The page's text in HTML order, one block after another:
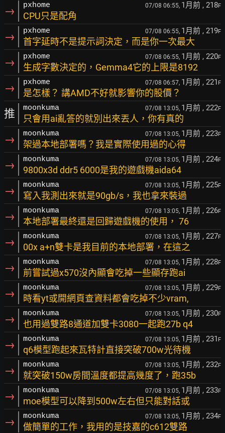
→ pxhome 07/08 06:55, 1月前 , 218F
CPU只是配角
→ pxhome 07/08 06:55, 1月前 , 219F
首字延時不是提示詞決定，而是你一次最大
→ pxhome 07/08 06:55, 1月前 , 220F
生成字數決定的，Gemma4它的上限是8192
→ pxhome 07/08 06:57, 1月前 , 221 F
是怎樣？ 講AMD不好就影響你的股價？
推 moonkuma 07/08 13:05, 1月前 , 222F
只會用ai亂答的就別出來丟人，你有真的
→ moonkuma 07/08 13:05, 1月前 , 223F
架過本地部署嗎？我是實際使用過的心得
→ moonkuma 07/08 13:05, 1月前 , 224F
9800x3d ddr5 6000是我的遊戲機aida64
→ moonkuma 07/08 13:05, 1月前 , 225F
寫入我測出來就是90gb/s，我也拿來裝過
→ moonkuma 07/08 13:05, 1月前 , 226F
本地部署最終還是回歸遊戲機的使用， 76
→ moonkuma 07/08 13:05, 1月前 , 227F
00x a+n雙卡是我目前的本地部署，在這之
→ moonkuma 07/08 13:05, 1月前 , 228F
前嘗試過x570沒內顯會吃掉一些顯存跑ai
→ moonkuma 07/08 13:05, 1月前 , 229F
時看yt或開網頁查資料都會吃掉不少vram,
→ moonkuma 07/08 13:05, 1月前 , 230F
也用過雙路8通道加雙卡3080一起跑27b q4
→ moonkuma 07/08 13:05, 1月前 , 231 F
q6模型跑起來瓦特計直接突破700w光待機
→ moonkuma 07/08 13:05, 1月前 , 232F
就突破150w房間溫度都提高幾度了，跑35b
→ moonkuma 07/08 13:05, 1月前 , 233F
moe模型可以降到500w左右但只能對話或
→ moonkuma 07/08 13:05, 1月前 , 234F
做簡單的工作，我用的是技嘉的c612雙路